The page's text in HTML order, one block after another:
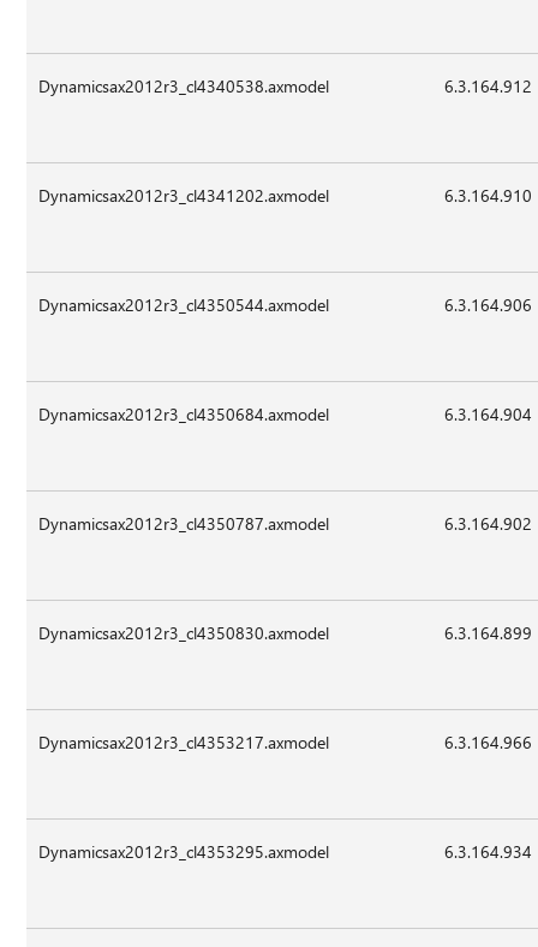
Dynamicsax2012r3_cl4340538.axmodel 6.3.164.912
Dynamicsax2012r3_cl4341202.axmodel 6.3.164.910
Dynamicsax2012r3_cl4350544.axmodel 6.3.164.906
Dynamicsax2012r3_cl4350684.axmodel 6.3.164.904
Dynamicsax2012r3_cl4350787.axmodel 6.3.164.902
Dynamicsax2012r3_cl4350830.axmodel 6.3.164.899
Dynamicsax2012r3_cl4353217.axmodel 6.3.164.966
Dynamicsax2012r3_cl4353295.axmodel 6.3.164.934